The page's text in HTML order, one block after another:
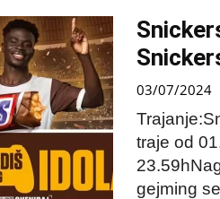
03/07/2024
traje od
gejming